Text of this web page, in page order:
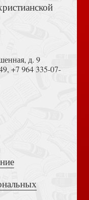
Африканский)
России (2024)
д. 9
, +7 964 335-07-